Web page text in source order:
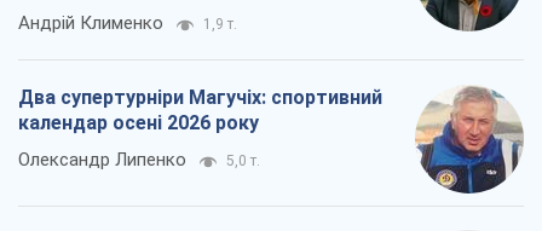
Андрій Клименко 1,9 т.
Два супертурніри Магучіх: спортивний
календар осені 2026 року
Олександр Липенко 5,0 т.